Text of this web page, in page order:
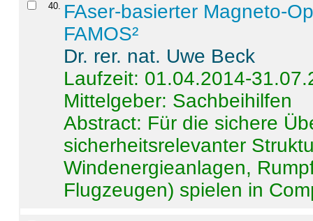
40. FAser-basierter Magneto-
FAMOS²
Dr. rer. nat. Uwe Beck
Laufzeit: 01.04.2014-
Mittelgeber: Sachbeihilfen
Abstract: Für die sichere
sicherheitsrelevanter
Windenergieanlagen,
Flugzeugen) spielen in